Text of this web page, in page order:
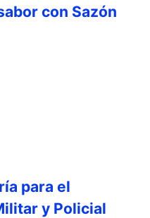
con Sazón
para el
y Policial